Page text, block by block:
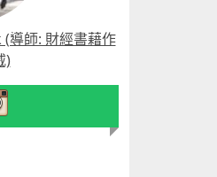
導師: 財經書藉作
)